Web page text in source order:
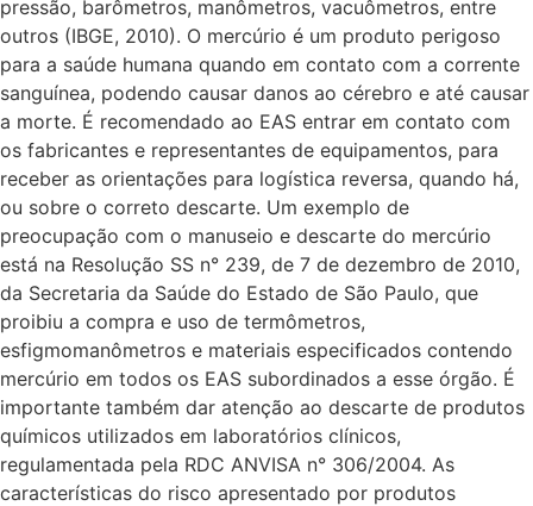
pressão, barômetros, manômetros, vacuômetros, entre
outros (IBGE, 2010). O mercúrio é um produto perigoso
para a saúde humana quando em contato com a corrente
sanguínea, podendo causar danos ao cérebro e até causar
a morte. É recomendado ao EAS entrar em contato com
os fabricantes e representantes de equipamentos, para
receber as orientações para logística reversa, quando há,
ou sobre o correto descarte. Um exemplo de
preocupação com o manuseio e descarte do mercúrio
está na Resolução SS n° 239, de 7 de dezembro de 2010,
da Secretaria da Saúde do Estado de São Paulo, que
proibiu a compra e uso de termômetros,
esfigmomanômetros e materiais especificados contendo
mercúrio em todos os EAS subordinados a esse órgão. É
importante também dar atenção ao descarte de produtos
químicos utilizados em laboratórios clínicos,
regulamentada pela RDC ANVISA n° 306/2004. As
características do risco apresentado por produtos